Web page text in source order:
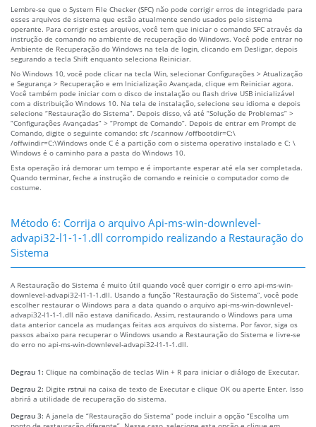
Lembre-se que o System File Checker (SFC) não pode corrigir erros de integridade para
esses arquivos de sistema que estão atualmente sendo usados pelo sistema
operante. Para corrigir estes arquivos, você tem que iniciar o comando SFC através da
instrução de comando no ambiente de recuperação do Windows. Você pode entrar no
Ambiente de Recuperação do Windows na tela de login, clicando em Desligar, depois
segurando a tecla Shift enquanto seleciona Reiniciar.
No Windows 10, você pode clicar na tecla Win, selecionar Configurações > Atualização
e Segurança > Recuperação e em Inicialização Avançada, clique em Reiniciar agora.
Você também pode iniciar com o disco de instalação ou flash drive USB inicializável
com a distribuição Windows 10. Na tela de instalação, selecione seu idioma e depois
selecione “Restauração do Sistema”. Depois disso, vá até “Solução de Problemas” >
“Configurações Avançadas” > “Prompt de Comando”. Depois de entrar em Prompt de
Comando, digite o seguinte comando: sfc /scannow /offbootdir=C:\
/offwindir=C:\Windows onde C é a partição com o sistema operativo instalado e C: \
Windows é o caminho para a pasta do Windows 10.
Esta operação irá demorar um tempo e é importante esperar até ela ser completada.
Quando terminar, feche a instrução de comando e reinicie o computador como de
costume.
Método 6: Corrija o arquivo Api-ms-win-downlevel-
advapi32-l1-1-1.dll corrompido realizando a Restauração do
Sistema
A Restauração do Sistema é muito útil quando você quer corrigir o erro api-ms-win-
downlevel-advapi32-l1-1-1.dll. Usando a função “Restauração do Sistema”, você pode
escolher restaurar o Windows para a data quando o arquivo api-ms-win-downlevel-
advapi32-l1-1-1.dll não estava danificado. Assim, restaurando o Windows para uma
data anterior cancela as mudanças feitas aos arquivos do sistema. Por favor, siga os
passos abaixo para recuperar o Windows usando a Restauração do Sistema e livre-se
do erro no api-ms-win-downlevel-advapi32-l1-1-1.dll.
Degrau 1: Clique na combinação de teclas Win + R para iniciar o diálogo de Executar.
Degrau 2: Digite rstrui na caixa de texto de Executar e clique OK ou aperte Enter. Isso
abrirá a utilidade de recuperação do sistema.
Degrau 3: A janela de “Restauração do Sistema” pode incluir a opção “Escolha um